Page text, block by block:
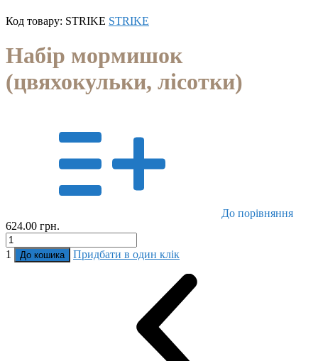
Код товару: STRIKE STRIKE
Набір мормишок
(цвяхокульки, лісотки)
До порівняння
624.00 грн.
1 До кошика Придбати в один клік